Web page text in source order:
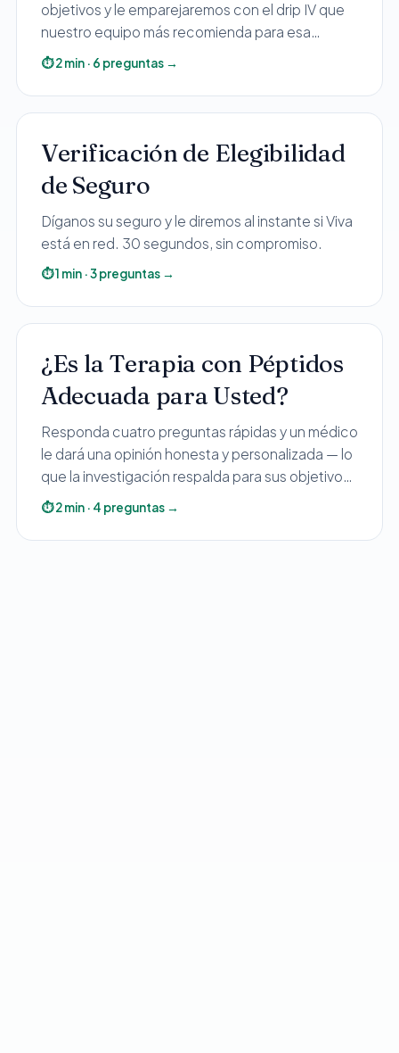
objetivos y le emparejaremos con el drip IV que
nuestro equipo más recomienda para esa
combinación — con el precio por adelantado.
⏱2min · 6 preguntas →
Verificación de Elegibilidad
de Seguro
Díganos su seguro y le diremos al instante si Viva
está en red. 30 segundos, sin compromiso.
⏱1 min ·3preguntas →
¿Es la Terapia con Péptidos
Adecuada para Usted?
Responda cuatro preguntas rápidas y un médico
le dará una opinión honesta y personalizada — lo
que la investigación respalda para sus objetivos,
qué está y qué no está aprobado por la FDA, y
las opciones seguras y legales. Sin presión, sin
adivinanzas del mercado gris.
⏱2min · 4 preguntas →